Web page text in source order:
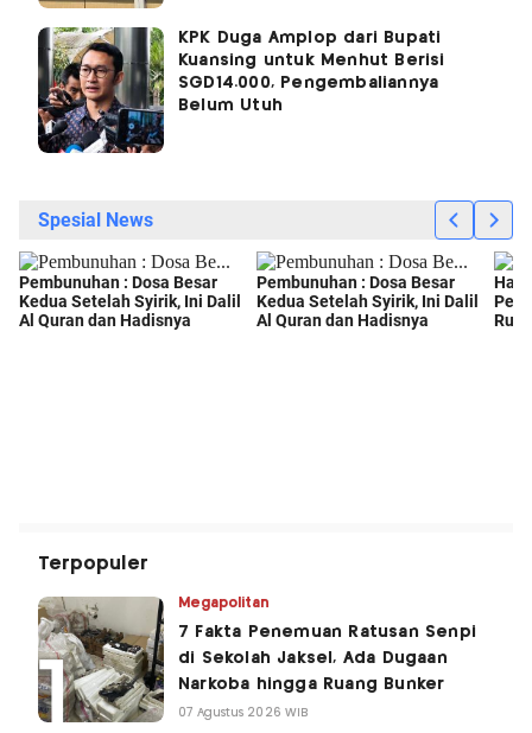
KPK Duga Amplop dari Bupati
Kuansing untuk Menhut Berisi
SGD14.000, Pengembaliannya
Belum Utuh
Terpopuler
Megapolitan
7 Fakta Penemuan Ratusan Senpi
di Sekolah Jaksel, Ada Dugaan
Narkoba hingga Ruang Bunker
07 Agustus 2026 WIB